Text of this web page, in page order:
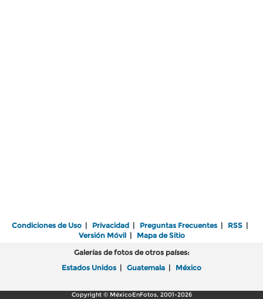
Condiciones de Uso | Privacidad | Preguntas Frecuentes | RSS |
Versión Móvil| Mapa de Sitio
Galerías de fotos de otros países:
Estados Unidos | Guatemala | México
Copyright © MéxicoEnFotos, 2001-2026